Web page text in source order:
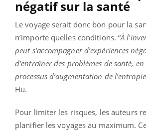
négatif sur la santé
Le voyage serait donc bon pour la
n’importe quelles conditions. “À
peut s’accompagner d’expériences
d’entraîner des problèmes de santé,
processus d’augmentation de l’entropie
Hu.
Pour limiter les risques, les auteurs
planifier les voyages au maximum.